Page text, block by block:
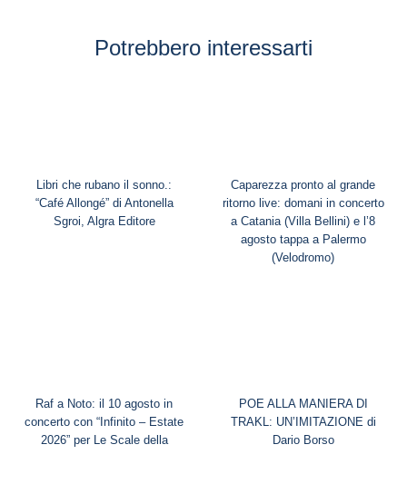
Potrebbero interessarti
Libri che rubano il sonno.:
“Café Allongé” di Antonella
Sgroi, Algra Editore
Caparezza pronto al grande
ritorno live: domani in concerto
a Catania (Villa Bellini) e l’8
agosto tappa a Palermo
(Velodromo)
Raf a Noto: il 10 agosto in
concerto con “Infinito – Estate
2026” per Le Scale della
POE ALLA MANIERA DI
TRAKL: UN’IMITAZIONE di
Dario Borso